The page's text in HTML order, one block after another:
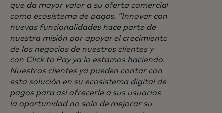
que da mayor valor a su oferta comercial
como ecosistema de pagos. “Innovar con
nuevas funcionalidades hace parte de
nuestra misión por apoyar el crecimiento
de los negocios de nuestros clientes y
con Click to Pay ya lo estamos haciendo.
Nuestros clientes ya pueden contar con
esta solución en su ecosistema digital de
pagos para así ofrecerle a sus usuarios
la oportunidad no solo de mejorar su